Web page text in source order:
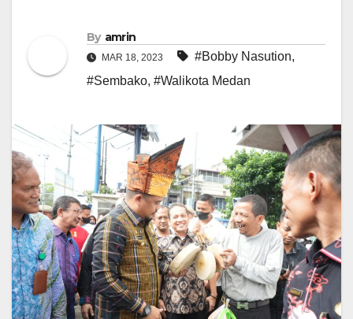
By amrin
MAR 18, 2023 #Bobby Nasution,
#Sembako, #Walikota Medan